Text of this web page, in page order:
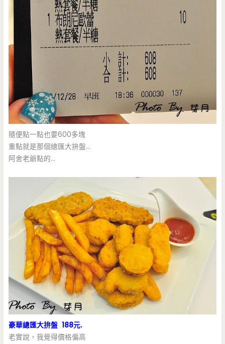
隨便點一點也要600多塊
重點就是那個總匯大拚盤…
阿舍老爺點的…
豪華總匯大拚盤 188元.
老實說，我覺得價格偏高